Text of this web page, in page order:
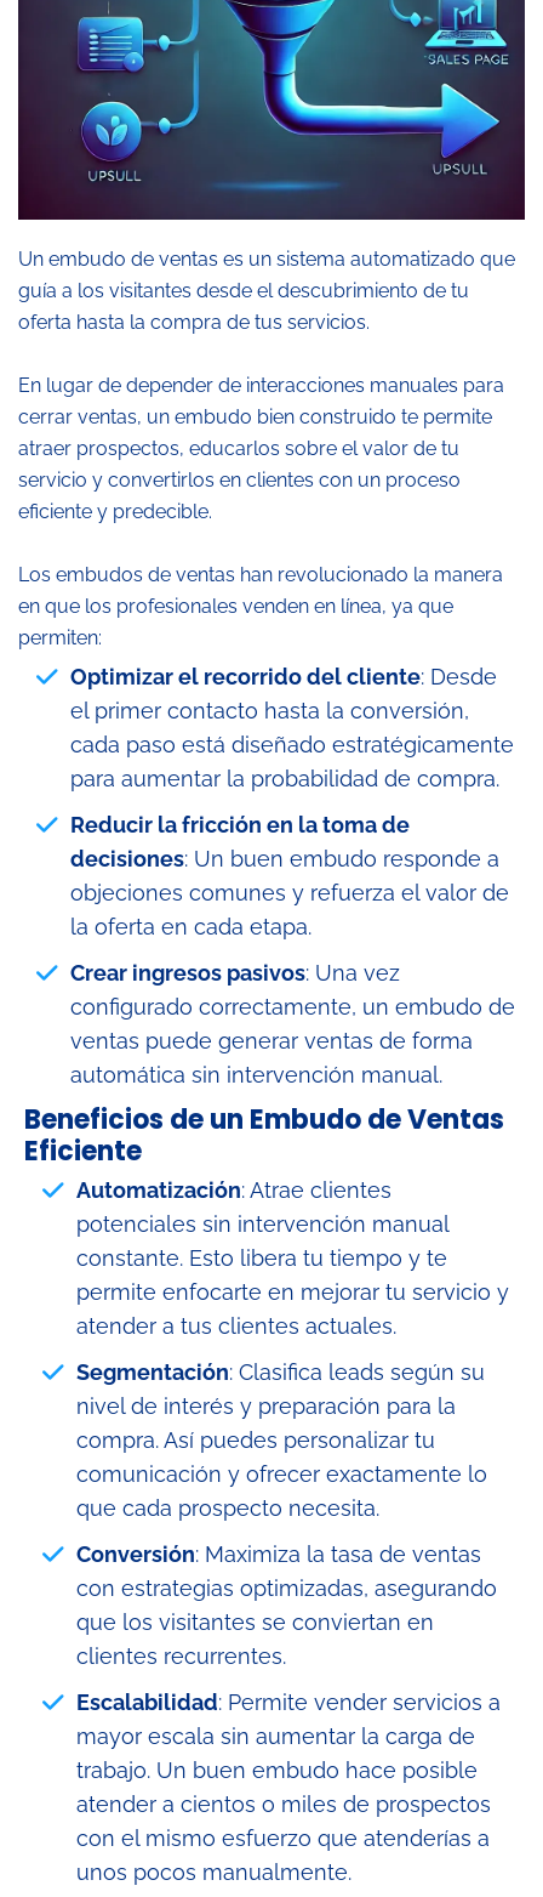
Un embudo de ventas es un sistema automatizado que
guía a los visitantes desde el descubrimiento de tu
oferta hasta la compra de tus servicios.
En lugar de depender de interacciones manuales para
cerrar ventas, un embudo bien construido te permite
atraer prospectos, educarlos sobre el valor de tu
servicio y convertirlos en clientes con un proceso
eficiente y predecible.
Los embudos de ventas han revolucionado la manera
en que los profesionales venden en línea, ya que
permiten:
Optimizar el recorrido del cliente: Desde
el primer contacto hasta la conversión,
cada paso está diseñado estratégicamente
para aumentar la probabilidad de compra.
Reducir la fricción en la toma de
decisiones: Un buen embudo responde a
objeciones comunes y refuerza el valor de
la oferta en cada etapa.
Crear ingresos pasivos: Una vez
configurado correctamente, un embudo de
ventas puede generar ventas de forma
automática sin intervención manual.
Beneficios de un Embudo de Ventas
Eficiente
Automatización: Atrae clientes
potenciales sin intervención manual
constante. Esto libera tu tiempo y te
permite enfocarte en mejorar tu servicio y
atender a tus clientes actuales.
Segmentación: Clasifica leads según su
nivel de interés y preparación para la
compra. Así puedes personalizar tu
comunicación y ofrecer exactamente lo
que cada prospecto necesita.
Conversión: Maximiza la tasa de ventas
con estrategias optimizadas, asegurando
que los visitantes se conviertan en
clientes recurrentes.
Escalabilidad: Permite vender servicios a
mayor escala sin aumentar la carga de
trabajo. Un buen embudo hace posible
atender a cientos o miles de prospectos
con el mismo esfuerzo que atenderías a
unos pocos manualmente.